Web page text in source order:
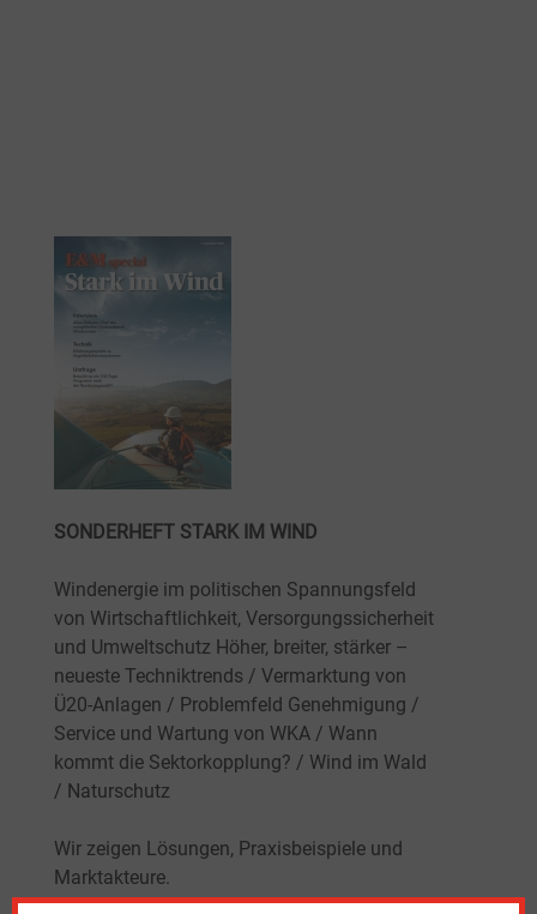
SONDERHEFT STARK IM WIND
Windenergie im politischen Spannungsfeld
von Wirtschaftlichkeit, Versorgungssicherheit
und Umweltschutz Höher, breiter, stärker –
neueste Techniktrends / Vermarktung von
Ü20-Anlagen / Problemfeld Genehmigung /
Service und Wartung von WKA / Wann
kommt die Sektorkopplung? / Wind im Wald
/ Naturschutz
Wir zeigen Lösungen, Praxisbeispiele und
Marktakteure.